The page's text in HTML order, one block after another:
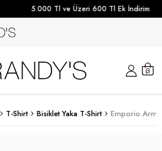
5.000 Tl ve Üzeri 600 Tl Ek İndirim
T-Shirt Bisiklet Yaka T-Shirt Emporio